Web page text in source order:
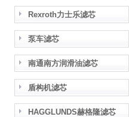
Rexroth力士乐滤芯
泵车滤芯
南通南方润滑油滤芯
盾构机滤芯
HAGGLUNDS赫格隆滤芯